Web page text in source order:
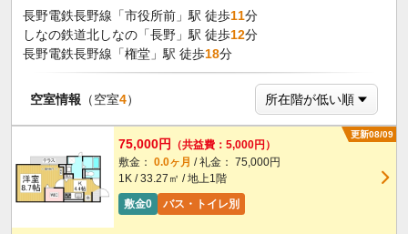
長野電鉄長野線「市役所前」駅 徒歩11分
しなの鉄道北しなの「長野」駅 徒歩12分
長野電鉄長野線「権堂」駅 徒歩18分
空室情報 （空室4）
更新08/09
75,000円
（共益費：5,000円）
敷金： 0.0ヶ月 / 礼金： 75,000円
1K / 33.27㎡ / 地上1階
敷金0
バス・トイレ別